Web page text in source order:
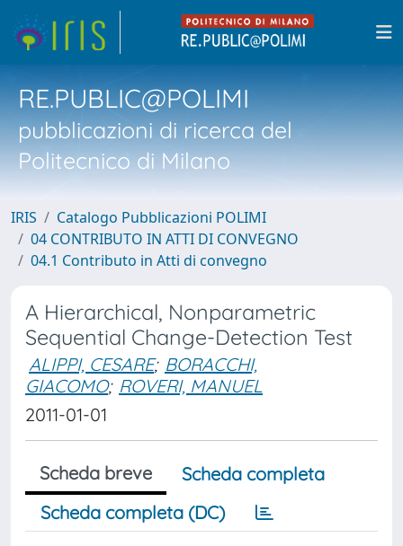
RE.PUBLIC@POLIMI
pubblicazioni di ricerca del
Politecnico di Milano
IRIS
Catalogo Pubblicazioni POLIMI
04 CONTRIBUTO IN ATTI DI CONVEGNO
04.1 Contributo in Atti di convegno
A Hierarchical, Nonparametric
Sequential Change-Detection Test
ALIPPI, CESARE; BORACCHI,
GIACOMO; ROVERI, MANUEL
2011-01-01
Scheda breve
Scheda completa
Scheda completa (DC)